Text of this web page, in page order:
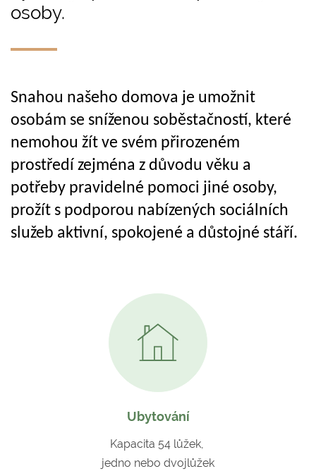
osoby.
Snahou našeho domova je umožnit
osobám se sníženou soběstačností, které
nemohou žít ve svém přirozeném
prostředí zejména z důvodu věku a
potřeby pravidelné pomoci jiné osoby,
prožít s podporou nabízených sociálních
služeb aktivní, spokojené a důstojné stáří.
Ubytování
Kapacita 54 lůžek,
jedno nebo dvojlůžek